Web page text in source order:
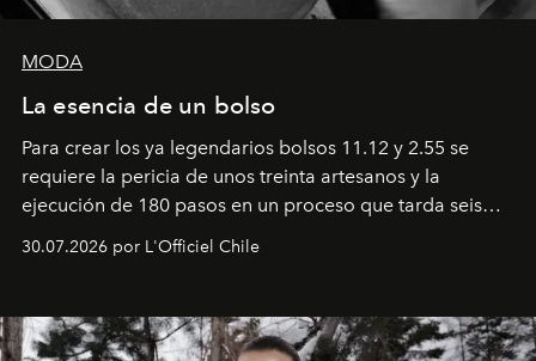
MODA
La esencia de un bolso
Para crear los ya legendarios bolsos 11.12 y 2.55 se
requiere la pericia de unos treinta artesanos y la
ejecución de 180 pasos en un proceso que tarda seis
que se enseña solamente en la escuela de formación de
30.07.2026 por L'Officiel Chile